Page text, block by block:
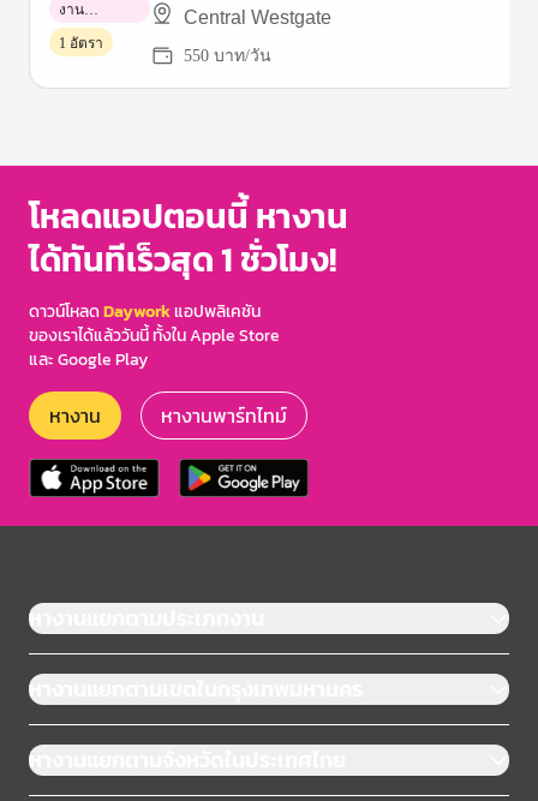
Central Westgate
550 บาท/วัน
งาน
พาร์ทไทม์
1 อัตรา
of
โหลดแอปตอนนี้ หางาน
ได้ทันทีเร็วสุด 1 ชั่วโมง!
ดาวน์โหลดDayworkแอปพลิเคชัน
ของเราได้แล้ววันนี้ ทั้งใน Apple Store
และ Google Play
หางาน หางานพาร์ทไทม์
หางานแยกตามประเภทงาน
หางานแยกตามเขตในกรุงเทพมหานคร
หางานแยกตามจังหวัดในประเทศไทย